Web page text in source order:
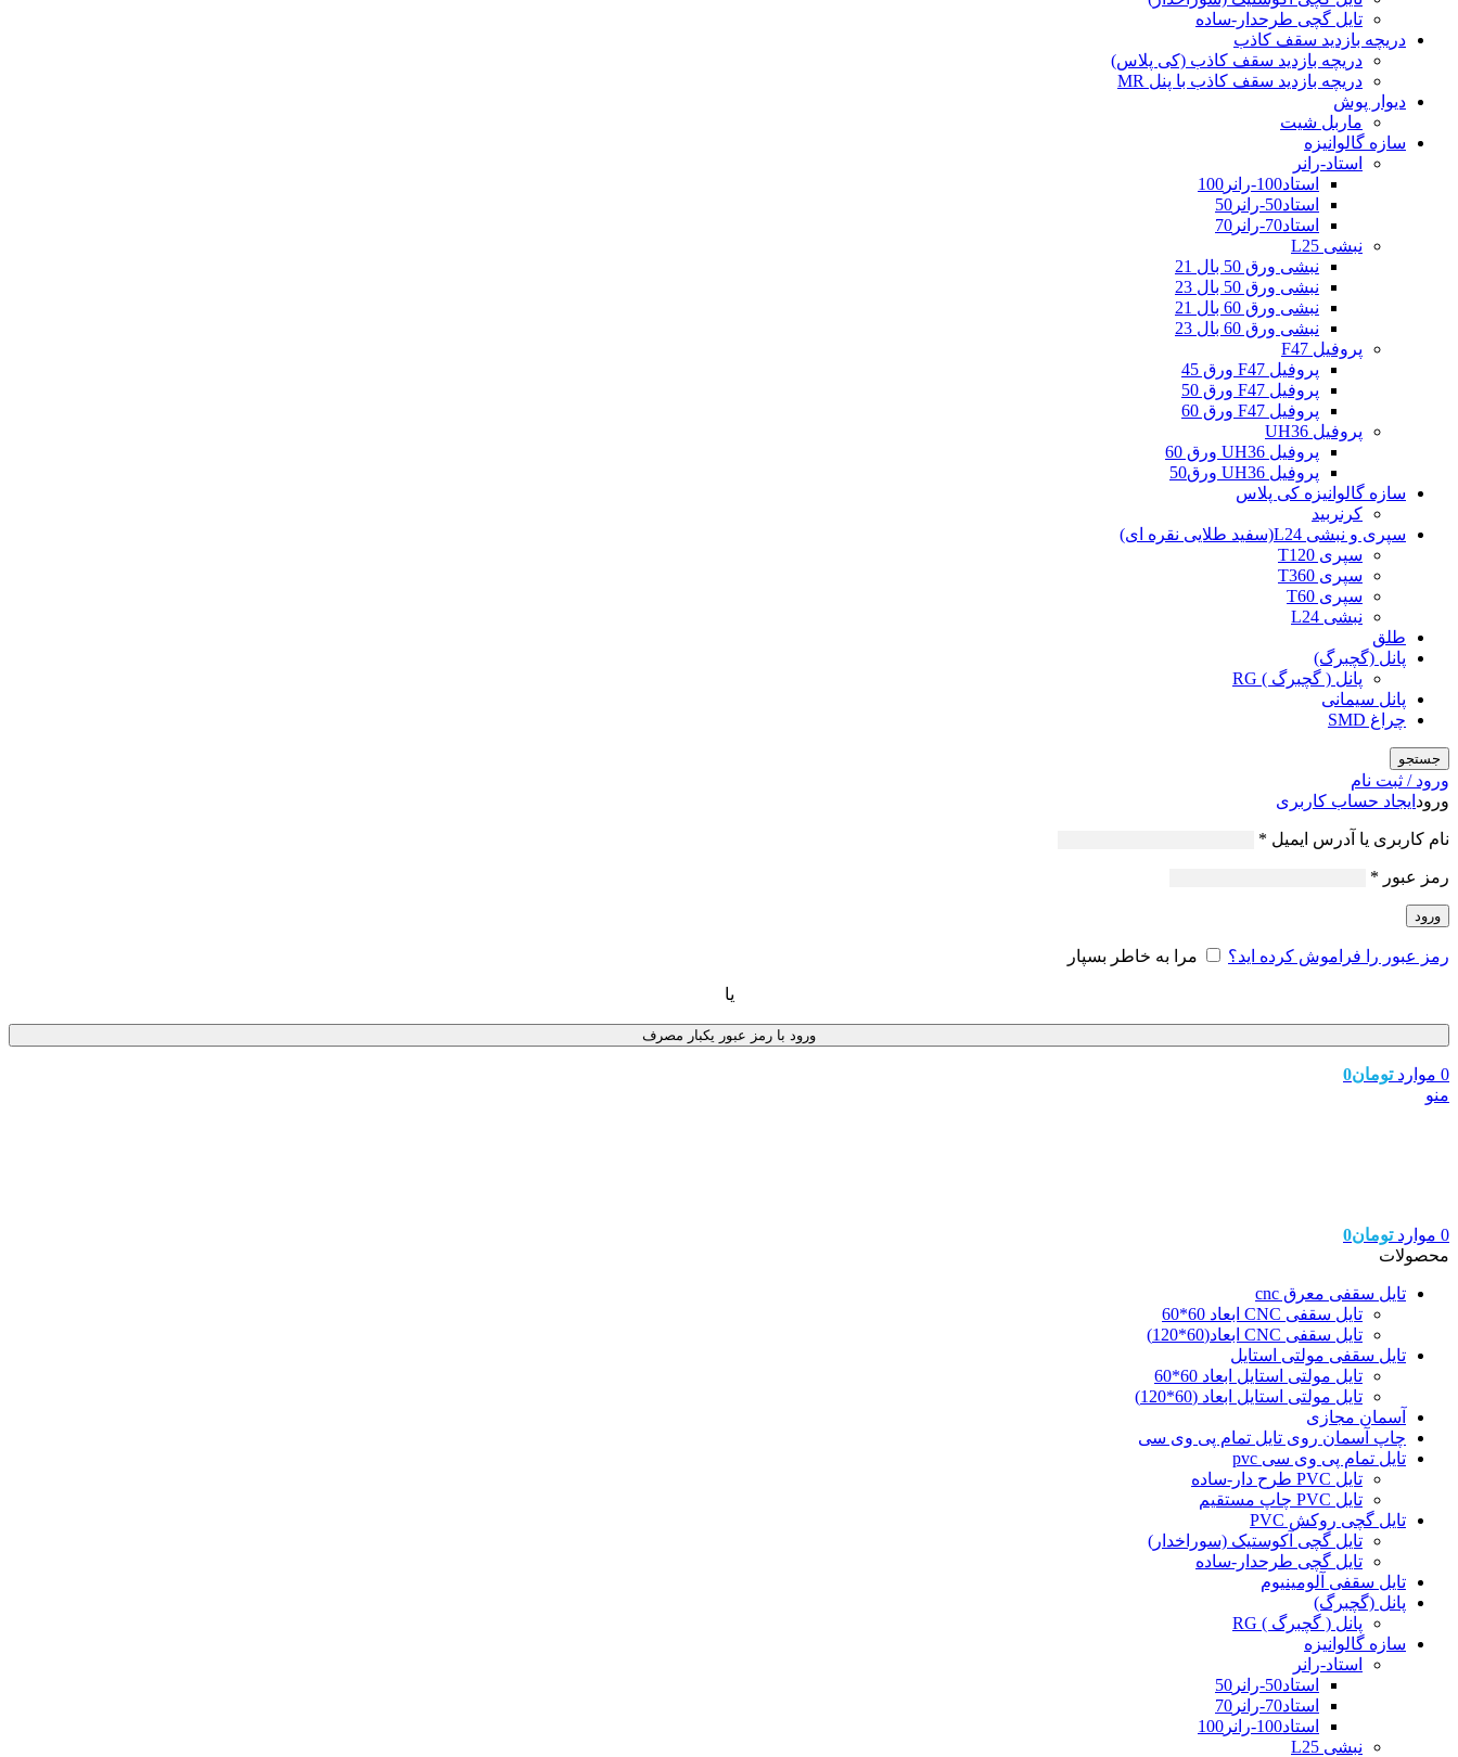
تایل گچی طرحدار-ساده
دریچه بازدید سقف کاذب
دریچه بازدید سقف کاذب (کی پلاس)
دریچه بازدید سقف کاذب با پنل MR
دیوار پوش
ماربل شیت
سازه گالوانیزه
استاد-رانر
استاد100-رانر100
استاد50-رانر50
استاد70-رانر70
نبشی L25
نبشی ورق 50 بال 21
نبشی ورق 50 بال 23
نبشی ورق 60 بال 21
نبشی ورق 60 بال 23
پروفیل F47
پروفیل F47 ورق 45
پروفیل F47 ورق 50
پروفیل F47 ورق 60
پروفیل UH36
پروفیل UH36 ورق 60
پروفیل UH36 ورق50
سازه گالوانیزه کی پلاس
کرنربید
سپری و نبشی L24(سفید طلایی نقره ای)
سپری T120
سپری T360
سپری T60
نبشی L24
طلق
پانل (گچبرگ)
پانل ( گچبرگ ) RG
پانل سیمانی
چراغ SMD
جستجو
ورود / ثبت نام
ورود ایجاد حساب کاربری
نام کاربری یا آدرس ایمیل *
رمز عبور *
ورود
رمز عبور را فراموش کرده اید؟ مرا به خاطر بسپار
یا
ورود با رمز عبور یکبار مصرف
0 موارد تومان0
منو
0 موارد تومان0
محصولات
تایل سقفی معرق cnc
تایل سقفی CNC ابعاد 60*60
تایل سقفی CNC ابعاد(60*120)
تایل سقفی مولتی استایل
تایل مولتی استایل ابعاد 60*60
تایل مولتی استایل ابعاد (60*120)
آسمان مجازی
چاپ آسمان روی تایل تمام پی وی سی
تایل تمام پی وی سی pvc
تایل PVC طرح دار-ساده
تایل PVC چاپ مستقیم
تایل گچی روکش PVC
تایل گچی آکوستیک (سوراخدار)
تایل گچی طرحدار-ساده
تایل سقفی آلومینیوم
پانل (گچبرگ)
پانل ( گچبرگ ) RG
سازه گالوانیزه
استاد-رانر
استاد50-رانر50
استاد70-رانر70
استاد100-رانر100
نبشی L25